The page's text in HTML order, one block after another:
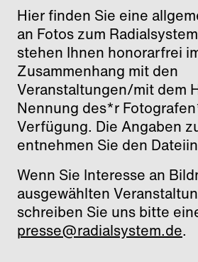
Hier finden Sie eine
an Fotos zum
stehen Ihnen honorarfrei
Zusammenhang mit den
Veranstaltungen/mit dem
Nennung des*r
Verfügung. Die Angaben
entnehmen Sie den
Wenn Sie Interesse an
ausgewählten
schreiben Sie uns bitte
presse@radialsystem.de.